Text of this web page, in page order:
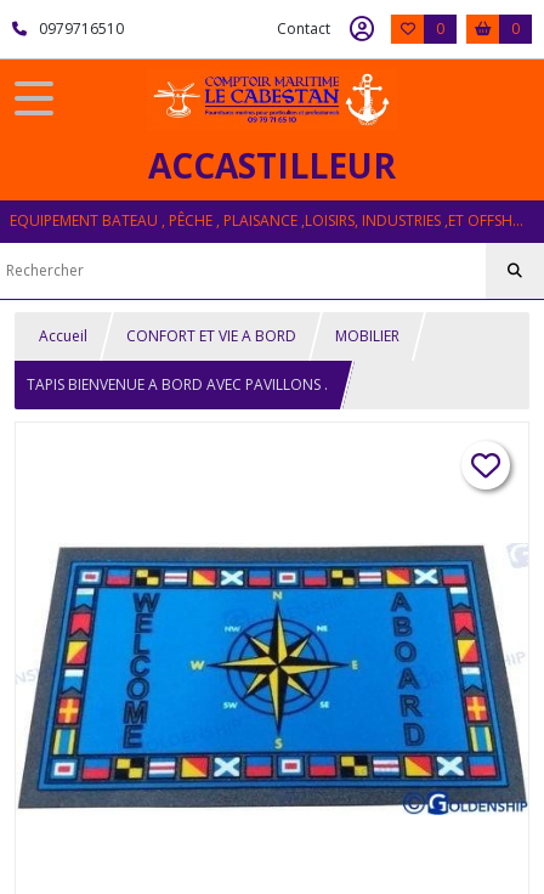
0979716510 Contact 0 0
ACCASTILLEUR
EQUIPEMENT BATEAU , PÊCHE , PLAISANCE ,LOISIRS, INDUSTRIES ,ET OFFSHORE
Accueil CONFORT ET VIE A BORD MOBILIER
TAPIS BIENVENUE A BORD AVEC PAVILLONS .